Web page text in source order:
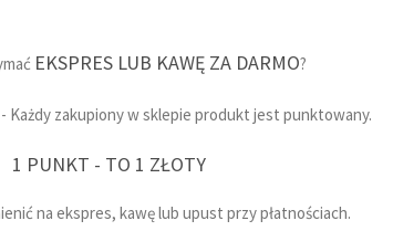
EKSPRES LUB KAWĘ ZA DARMO?
Każdy zakupiony w sklepie produkt jest punktowany.
1 PUNKT - TO 1 ZŁOTY
na ekspres, kawę lub upust przy płatnościach.